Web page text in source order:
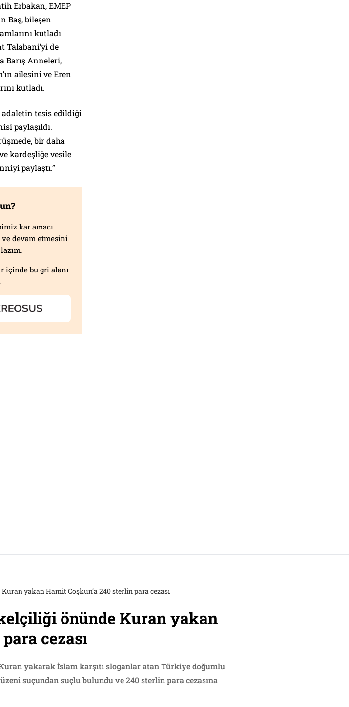
Erbakan, EMEP
Baş, bileşen
kutladı.
Talabani’yi de
Barış Anneleri,
ailesini ve Eren
kutladı.
adaletin tesis edildiği
paylaşıldı.
bir daha
kardeşliğe vesile
paylaştı.”
kar amacı
devam etmesini
içinde bu gri alanı
yakan Hamit Coşkun’a 240 sterlin para cezası
önünde Kuran yakan
cezası
yakarak İslam karşıtı sloganlar atan Türkiye doğumlu
suçundan suçlu bulundu ve 240 sterlin para cezasına